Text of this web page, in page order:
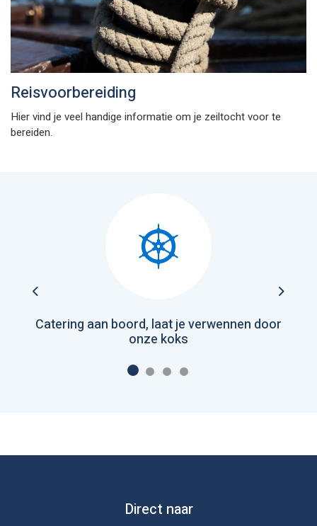
Reisvoorbereiding
Hier vind je veel handige informatie om je zeiltocht voor te
bereiden.
Previous
Catering aan boord, laat je verwennen door
onze koks
Next
Direct naar